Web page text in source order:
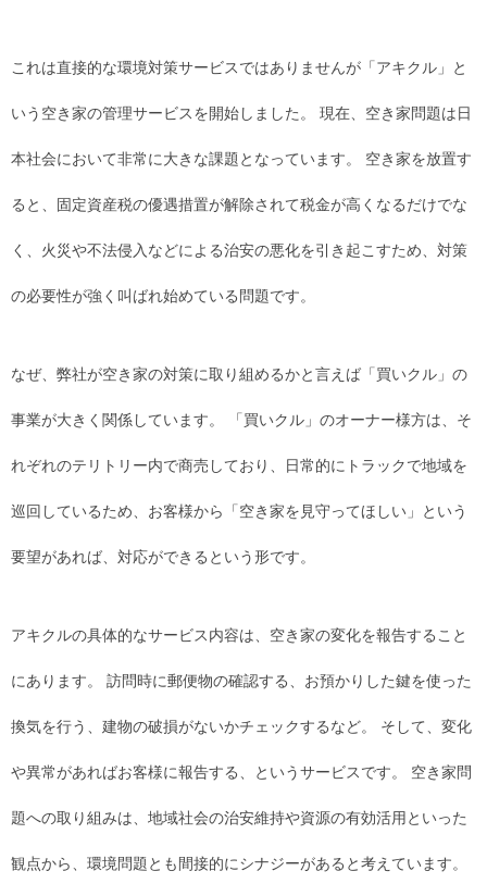
これは直接的な環境対策サービスではありませんが「アキクル」と
いう空き家の管理サービスを開始しました。 現在、空き家問題は日
本社会において非常に大きな課題となっています。 空き家を放置す
ると、固定資産税の優遇措置が解除されて税金が高くなるだけでな
く、火災や不法侵入などによる治安の悪化を引き起こすため、対策
の必要性が強く叫ばれ始めている問題です。
なぜ、弊社が空き家の対策に取り組めるかと言えば「買いクル」の
事業が大きく関係しています。 「買いクル」のオーナー様方は、そ
れぞれのテリトリー内で商売しており、日常的にトラックで地域を
巡回しているため、お客様から「空き家を見守ってほしい」という
要望があれば、対応ができるという形です。
アキクルの具体的なサービス内容は、空き家の変化を報告すること
にあります。 訪問時に郵便物の確認する、お預かりした鍵を使った
換気を行う、建物の破損がないかチェックするなど。 そして、変化
や異常があればお客様に報告する、というサービスです。 空き家問
題への取り組みは、地域社会の治安維持や資源の有効活用といった
観点から、環境問題とも間接的にシナジーがあると考えています。